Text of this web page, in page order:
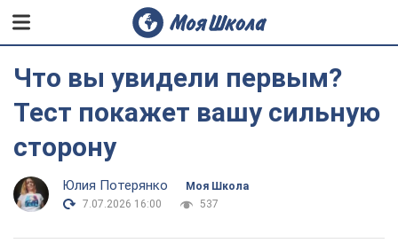
Что вы увидели первым?
Тест покажет вашу сильную
сторону
Юлия Потерянко
Моя Школа
7.07.2026 16:00
537